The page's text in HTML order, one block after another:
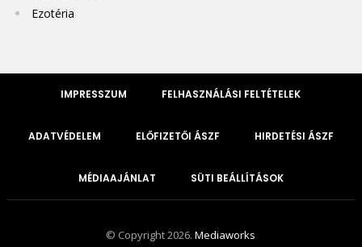
Ezotéria
IMPRESSZUM FELHASZNÁLÁSI FELTÉTELEK
ADATVÉDELEM ELŐFIZETŐI ÁSZF HIRDETÉSI ÁSZF
MÉDIAAJÁNLAT SÜTI BEÁLLÍTÁSOK
© Copyright 2026.Mediaworks